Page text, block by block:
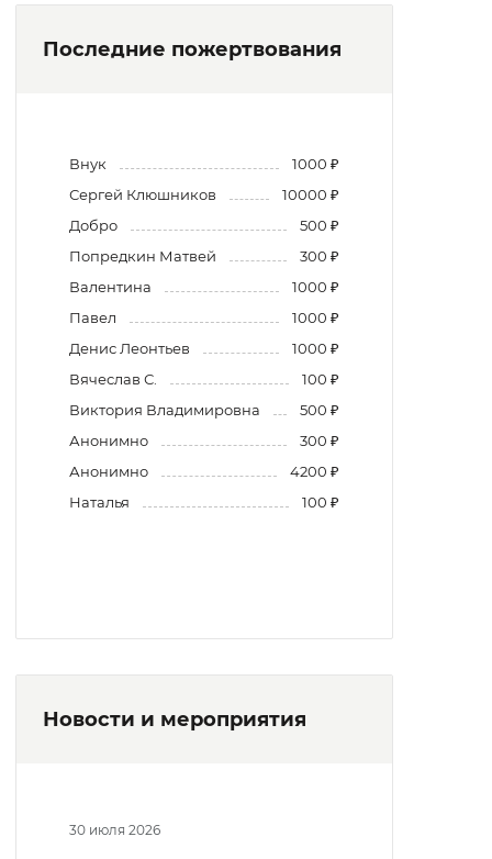
Последние пожертвования
Внук
1000 ₽
Сергей Клюшников
10000 ₽
Добро
500 ₽
Попредкин Матвей
300 ₽
Валентина
1000 ₽
Павел
1000 ₽
Денис Леонтьев
1000 ₽
Вячеслав С.
100 ₽
Виктория Владимировна
500 ₽
Анонимно
300 ₽
Анонимно
4200 ₽
Наталья
100 ₽
Новости и мероприятия
30 июля 2026